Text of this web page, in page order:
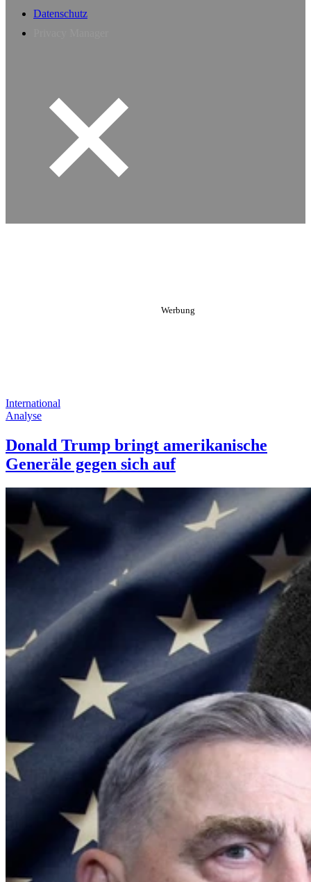
Datenschutz
International
Analyse
Donald Trump bringt amerikanische
Generäle gegen sich auf